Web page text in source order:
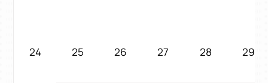
24 25 26 27 28 29